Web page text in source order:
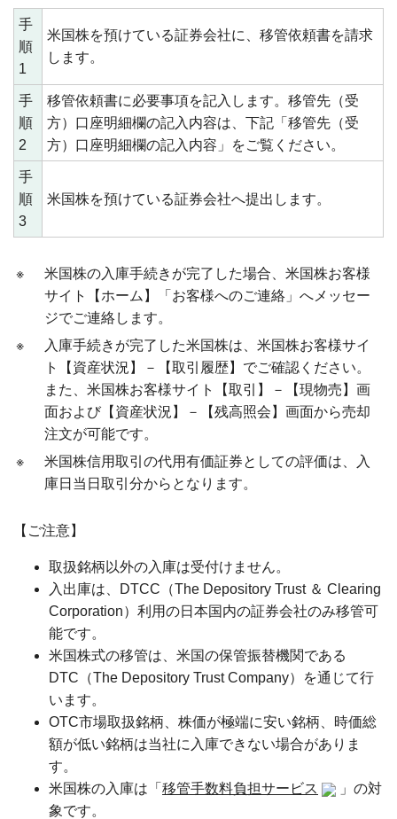
手
順
1
米国株を預けている証券会社に、移管依頼書を請求
します。
手
順
2
移管依頼書に必要事項を記入します。移管先（受
方）口座明細欄の記入内容は、下記「移管先（受
方）口座明細欄の記入内容」をご覧ください。
手
順
3
米国株を預けている証券会社へ提出します。
※
米国株の入庫手続きが完了した場合、米国株お客様
サイト【ホーム】「お客様へのご連絡」へメッセー
ジでご連絡します。
※
入庫手続きが完了した米国株は、米国株お客様サイ
ト【資産状況】－【取引履歴】でご確認ください。
また、米国株お客様サイト【取引】－【現物売】画
面および【資産状況】－【残高照会】画面から売却
注文が可能です。
※
米国株信用取引の代用有価証券としての評価は、入
庫日当日取引分からとなります。
【ご注意】
取扱銘柄以外の入庫は受付けません。
入出庫は、DTCC（The Depository Trust ＆ Clearing
Corporation）利用の日本国内の証券会社のみ移管可
能です。
米国株式の移管は、米国の保管振替機関である
DTC（The Depository Trust Company）を通じて行
います。
OTC市場取扱銘柄、株価が極端に安い銘柄、時価総
額が低い銘柄は当社に入庫できない場合がありま
す。
米国株の入庫は「 移管手数料負担サービス
」の対
象です。